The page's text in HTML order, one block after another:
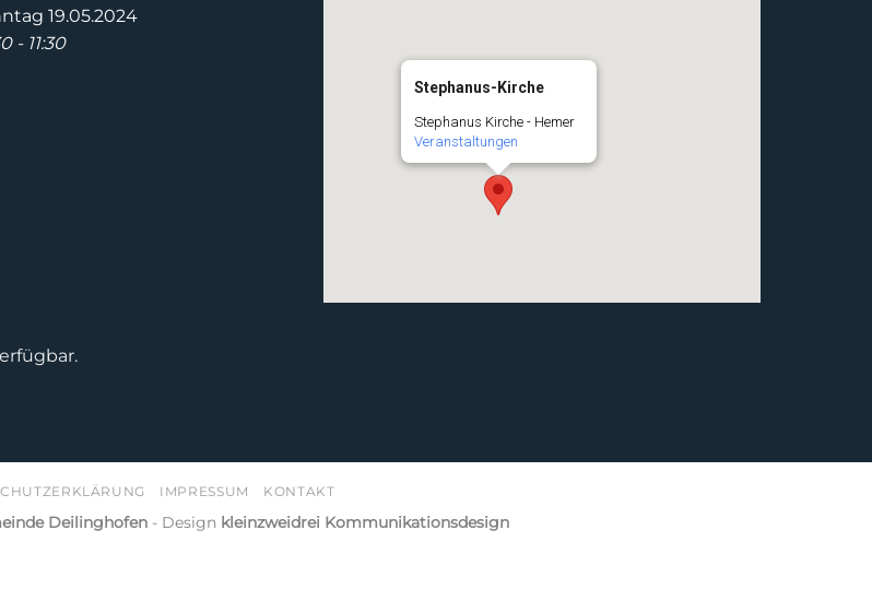
Stephanus-Kirche
Stephanus Kirche - Hemer
Veranstaltungen
19.05.2024
- 11:30
IMPRESSUM KONTAKT
Deilinghofen- Design kleinzweidrei Kommunikationsdesign